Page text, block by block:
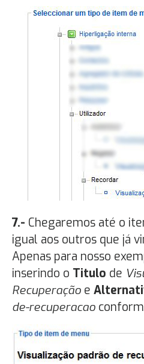
7.- Chegaremos até o
igual aos outros que já
Apenas para nosso
inserindo o Titulo de
Recuperação e
de-recuperacao